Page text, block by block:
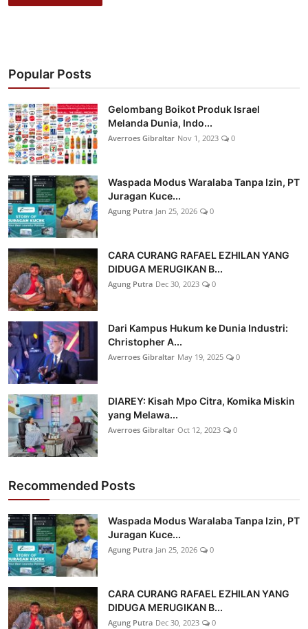
Popular Posts
Gelombang Boikot Produk Israel
Melanda Dunia, Indo...
Averroes Gibraltar Nov 1, 2023 0
Waspada Modus Waralaba Tanpa Izin, PT
Juragan Kuce...
Agung Putra Jan 25, 2026 0
CARA CURANG RAFAEL EZHILAN YANG
DIDUGA MERUGIKAN B...
Agung Putra Dec 30, 2023 0
Dari Kampus Hukum ke Dunia Industri:
Christopher A...
Averroes Gibraltar May 19, 2025 0
DIAREY: Kisah Mpo Citra, Komika Miskin
yang Melawa...
Averroes Gibraltar Oct 12, 2023 0
Recommended Posts
Waspada Modus Waralaba Tanpa Izin, PT
Juragan Kuce...
Agung Putra Jan 25, 2026 0
CARA CURANG RAFAEL EZHILAN YANG
DIDUGA MERUGIKAN B...
Agung Putra Dec 30, 2023 0